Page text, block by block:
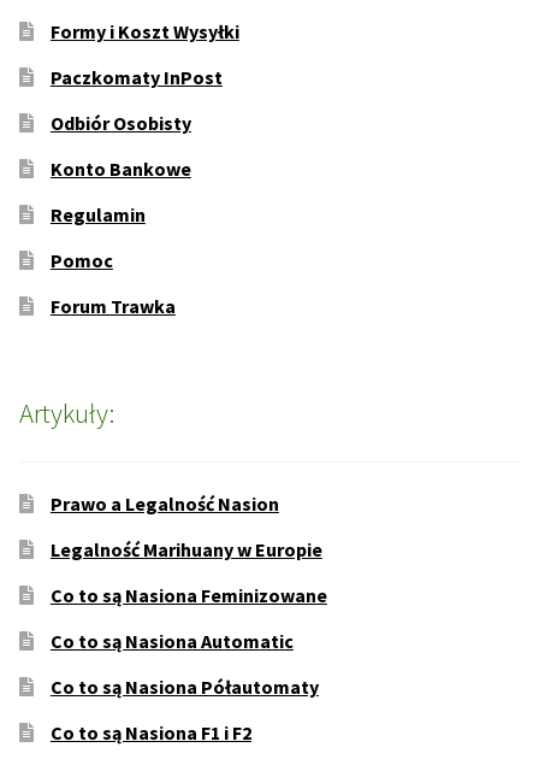
Formy i Koszt Wysyłki
Paczkomaty InPost
Odbiór Osobisty
Konto Bankowe
Regulamin
Pomoc
Forum Trawka
Artykuły:
Prawo a Legalność Nasion
Legalność Marihuany w Europie
Co to są Nasiona Feminizowane
Co to są Nasiona Automatic
Co to są Nasiona Półautomaty
Co to są Nasiona F1 i F2